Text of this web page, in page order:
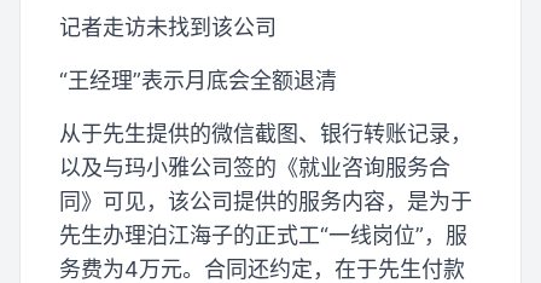
记者走访未找到该公司
“王经理”表示月底会全额退清
从于先生提供的微信截图、银行转账记录，
以及与玛小雅公司签的《就业咨询服务合
同》可见，该公司提供的服务内容，是为于
先生办理泊江海子的正式工“一线岗位”，服
务费为4万元。合同还约定，在于先生付款